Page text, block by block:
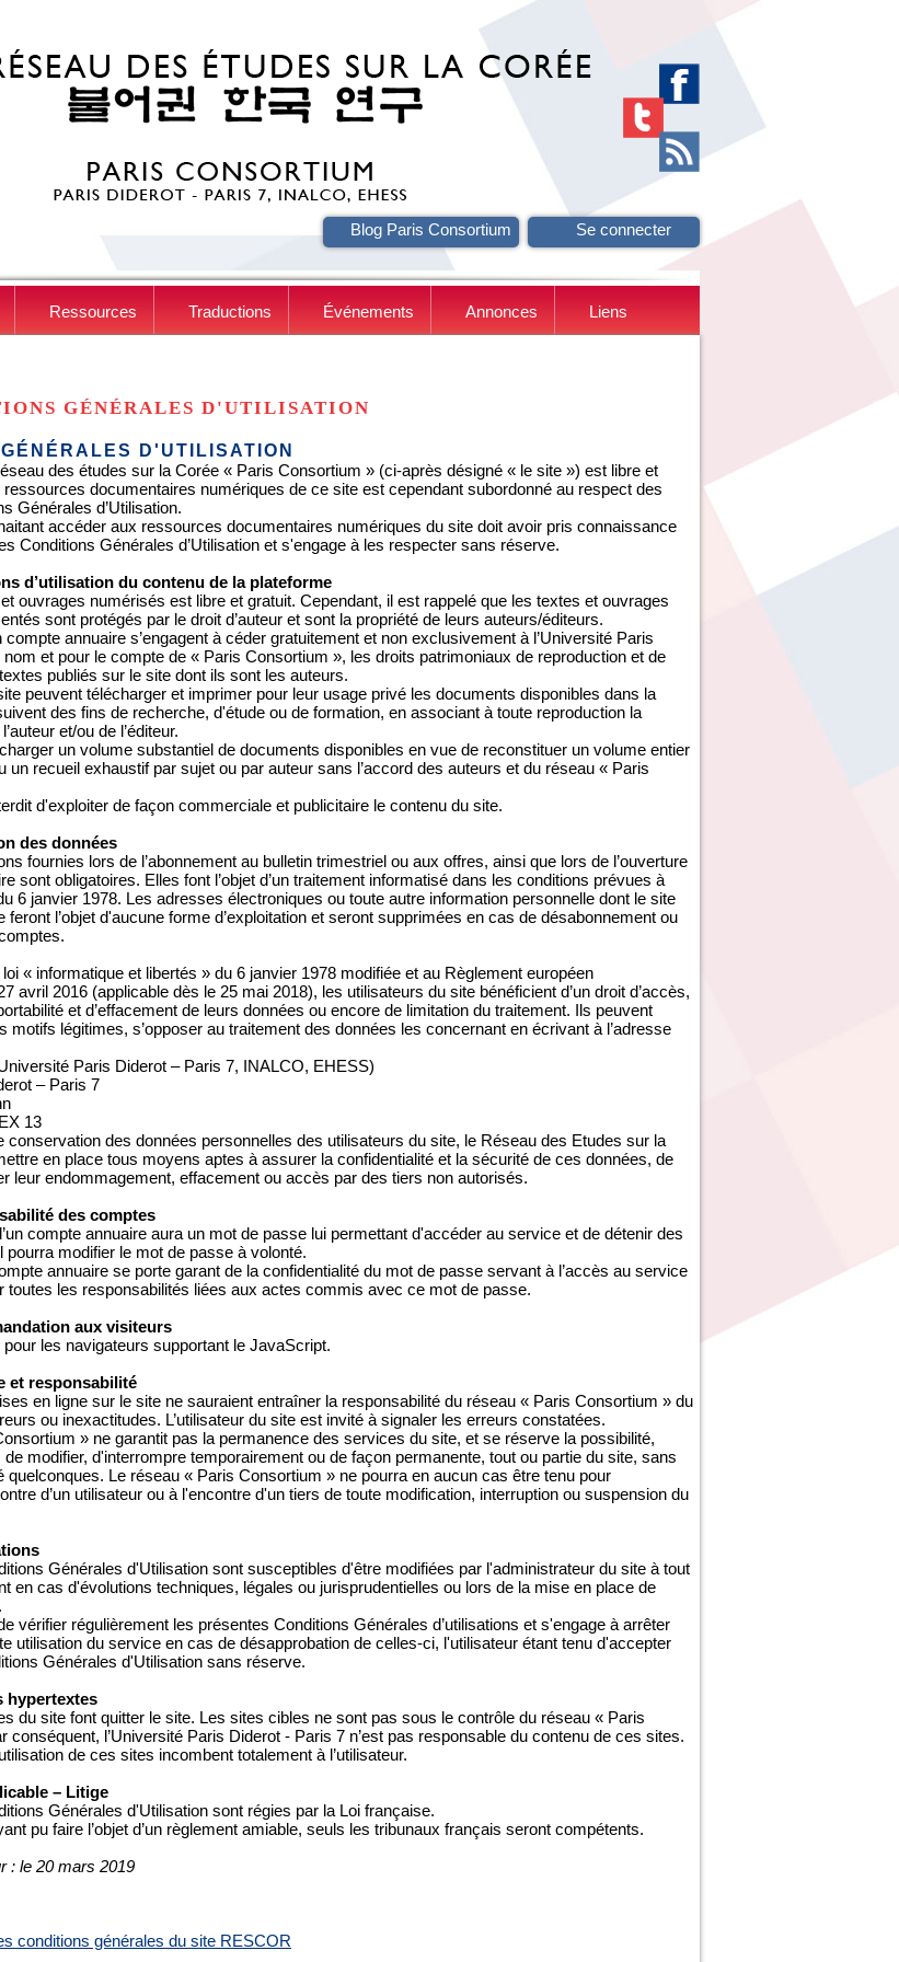
Blog Paris Consortium Se connecter
Ressources Traductions Événements Annonces Liens
GÉNÉRALES D'UTILISATION
D'UTILISATION
des études sur la Corée « Paris Consortium » (ci-après désigné « le site ») est libre et
ressources documentaires numériques de ce site est cependant subordonné au respect des
Générales d’Utilisation.
accéder aux ressources documentaires numériques du site doit avoir pris connaissance
Conditions Générales d’Utilisation et s'engage à les respecter sans réserve.
d’utilisation du contenu de la plateforme
ouvrages numérisés est libre et gratuit. Cependant, il est rappelé que les textes et ouvrages
sont protégés par le droit d’auteur et sont la propriété de leurs auteurs/éditeurs.
compte annuaire s’engagent à céder gratuitement et non exclusivement à l’Université Paris
et pour le compte de « Paris Consortium », les droits patrimoniaux de reproduction et de
publiés sur le site dont ils sont les auteurs.
peuvent télécharger et imprimer pour leur usage privé les documents disponibles dans la
des fins de recherche, d'étude ou de formation, en associant à toute reproduction la
et/ou de l’éditeur.
un volume substantiel de documents disponibles en vue de reconstituer un volume entier
un recueil exhaustif par sujet ou par auteur sans l’accord des auteurs et du réseau « Paris
d'exploiter de façon commerciale et publicitaire le contenu du site.
des données
fournies lors de l’abonnement au bulletin trimestriel ou aux offres, ainsi que lors de l’ouverture
sont obligatoires. Elles font l’objet d’un traitement informatisé dans les conditions prévues à
6 janvier 1978. Les adresses électroniques ou toute autre information personnelle dont le site
feront l’objet d'aucune forme d’exploitation et seront supprimées en cas de désabonnement ou
« informatique et libertés » du 6 janvier 1978 modifiée et au Règlement européen
avril 2016 (applicable dès le 25 mai 2018), les utilisateurs du site bénéficient d’un droit d’accès,
et d’effacement de leurs données ou encore de limitation du traitement. Ils peuvent
motifs légitimes, s’opposer au traitement des données les concernant en écrivant à l’adresse
Paris Diderot – Paris 7, INALCO, EHESS)
– Paris 7
13
conservation des données personnelles des utilisateurs du site, le Réseau des Etudes sur la
en place tous moyens aptes à assurer la confidentialité et la sécurité de ces données, de
leur endommagement, effacement ou accès par des tiers non autorisés.
des comptes
compte annuaire aura un mot de passe lui permettant d'accéder au service et de détenir des
pourra modifier le mot de passe à volonté.
annuaire se porte garant de la confidentialité du mot de passe servant à l’accès au service
toutes les responsabilités liées aux actes commis avec ce mot de passe.
aux visiteurs
les navigateurs supportant le JavaScript.
et responsabilité
en ligne sur le site ne sauraient entraîner la responsabilité du réseau « Paris Consortium » du
ou inexactitudes. L’utilisateur du site est invité à signaler les erreurs constatées.
» ne garantit pas la permanence des services du site, et se réserve la possibilité,
de modifier, d'interrompre temporairement ou de façon permanente, tout ou partie du site, sans
quelconques. Le réseau « Paris Consortium » ne pourra en aucun cas être tenu pour
d’un utilisateur ou à l'encontre d'un tiers de toute modification, interruption ou suspension du
Générales d'Utilisation sont susceptibles d'être modifiées par l'administrateur du site à tout
en cas d'évolutions techniques, légales ou jurisprudentielles ou lors de la mise en place de
vérifier régulièrement les présentes Conditions Générales d’utilisations et s'engage à arrêter
utilisation du service en cas de désapprobation de celles-ci, l'utilisateur étant tenu d'accepter
Générales d'Utilisation sans réserve.
hypertextes
du site font quitter le site. Les sites cibles ne sont pas sous le contrôle du réseau « Paris
conséquent, l’Université Paris Diderot - Paris 7 n’est pas responsable du contenu de ces sites.
de ces sites incombent totalement à l’utilisateur.
– Litige
Générales d'Utilisation sont régies par la Loi française.
pu faire l’objet d’un règlement amiable, seuls les tribunaux français seront compétents.
: le 20 mars 2019
conditions générales du site RESCOR